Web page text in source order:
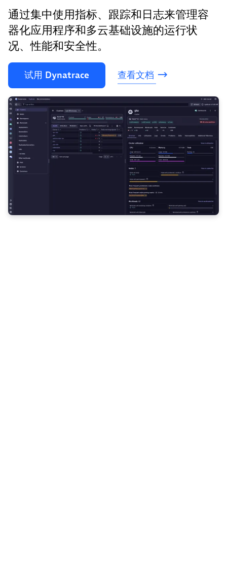
通过集中使用指标、跟踪和日志来管理容
器化应用程序和多云基础设施的运行状
况、性能和安全性。
试用 Dynatrace 查看文档